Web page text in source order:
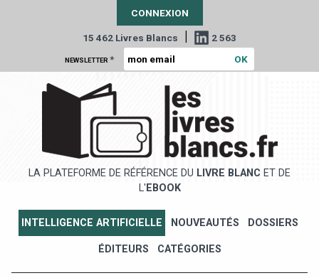
CONNEXION
15 462 Livres Blancs | 2 563
NEWSLETTER *
LA PLATEFORME DE RÉFÉRENCE DU LIVRE BLANC ET DE
L' EBOOK
INTELLIGENCE ARTIFICIELLE NOUVEAUTÉS DOSSIERS
ÉDITEURS CATÉGORIES